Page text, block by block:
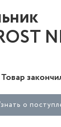
Товар
о